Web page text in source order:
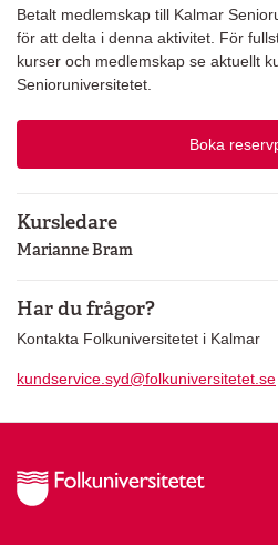
Betalt medlemskap till Kalmar
för att delta i denna aktivitet. För
kurser och medlemskap se aktuellt
Senioruniversitetet.
Boka
Kursledare
Marianne Bram
Har du frågor?
Kontakta Folkuniversitetet i Kalmar
kundservice.syd@folkuniversitetet.se